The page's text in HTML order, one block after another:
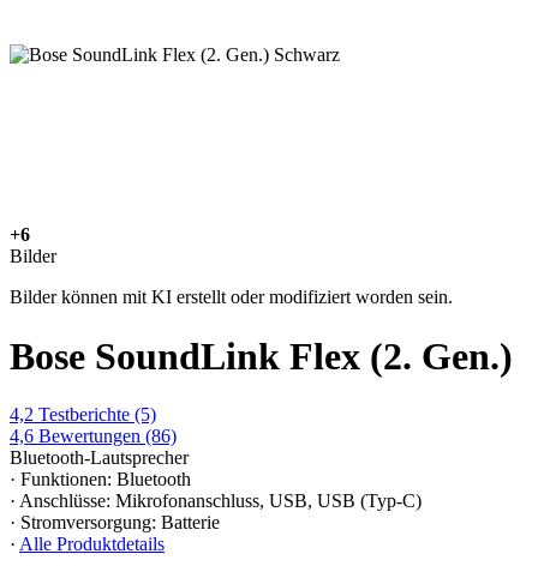
+6
Bilder
Bilder können mit KI erstellt oder modifiziert worden sein.
Bose SoundLink Flex (2. Gen.)
4,2 Testberichte (5)
4,6 Bewertungen (86)
Bluetooth-Lautsprecher
· Funktionen: Bluetooth
· Anschlüsse: Mikrofonanschluss, USB, USB (Typ-C)
· Stromversorgung: Batterie
· Alle Produktdetails